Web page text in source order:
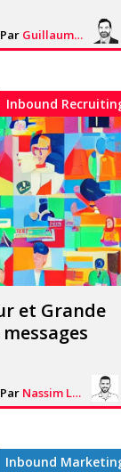
Par Guillaume Vigneron
et Grande
Par Nassim Lhacheq
Inbound
Inbound